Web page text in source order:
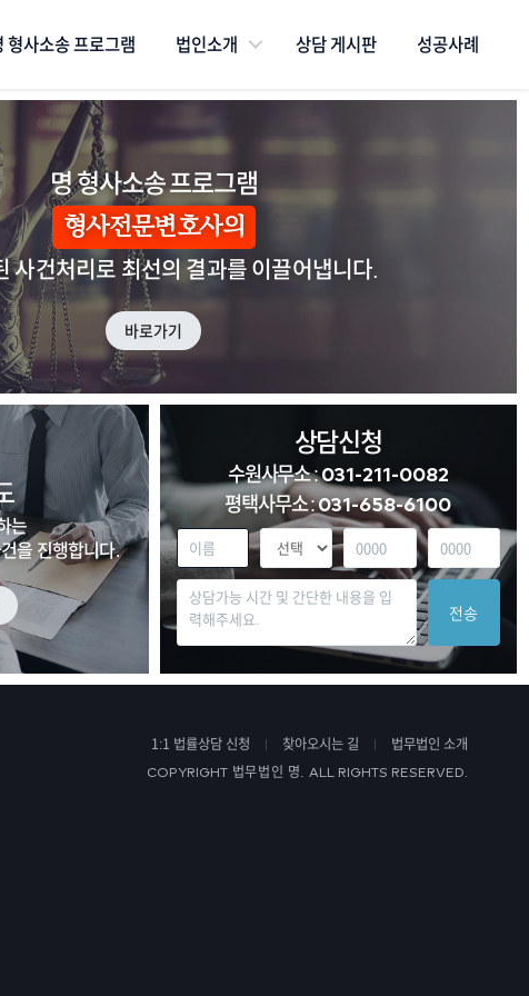
형사소송 프로그램 법인소개 상담 게시판 성공사례
명 형사소송 프로그램
형사전문변호사의
사건처리로 최선의 결과를 이끌어냅니다.
바로가기
는
을 진행합니다.
상담신청
수원사무소 :031-211-0082
평택사무소 :031-658-6100
전송
1:1 법률상담 신청 찾아오시는 길 법무법인 소개
COPYRIGHT 법무법인 명. ALL RIGHTS RESERVED.